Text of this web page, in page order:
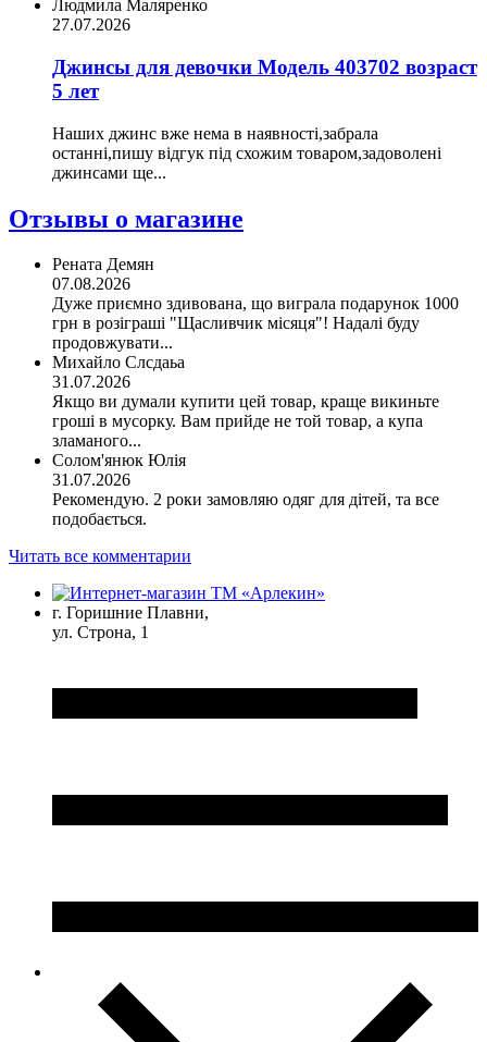
Людмила Маляренко
27.07.2026
Джинсы для девочки Модель 403702 возраст
5 лет
Наших джинс вже нема в наявності,забрала
останні,пишу відгук під схожим товаром,задоволені
джинсами ще...
Отзывы о магазине
Рената Демян
07.08.2026
Дуже приємно здивована, що виграла подарунок 1000
грн в розіграші "Щасливчик місяця"! Надалі буду
продовжувати...
Михайло Слсдаьа
31.07.2026
Якщо ви думали купити цей товар, краще викиньте
гроші в мусорку. Вам прийде не той товар, а купа
зламаного...
Солом'янюк Юлія
31.07.2026
Рекомендую. 2 роки замовляю одяг для дітей, та все
подобається.
Читать все комментарии
г. Горишние Плавни,
ул. Строна, 1